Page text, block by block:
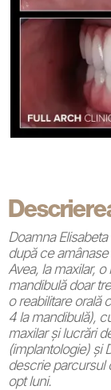
Doamna
după ce
Avea, la maxilar,
mandibulă doar
o reabilitare orală
4 la mandibulă),
maxilar și lucrări
(implantologie) și
descrie parcursul
opt luni.